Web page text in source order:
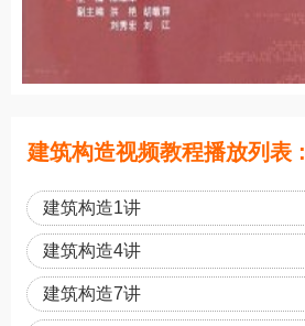
建筑构造视频教程播放列表 :
建筑构造1讲
建筑构造4讲
建筑构造7讲